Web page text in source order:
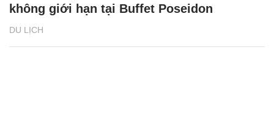
DU LỊCH
không giới hạn tại Buffet Poseidon